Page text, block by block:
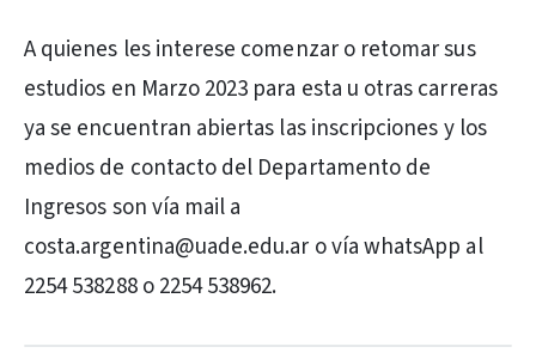
A quienes les interese comenzar o retomar sus
estudios en Marzo 2023 para esta u otras carreras
ya se encuentran abiertas las inscripciones y los
medios de contacto del Departamento de
Ingresos son vía mail a
costa.argentina@uade.edu.ar o vía whatsApp al
2254 538288 o 2254 538962.